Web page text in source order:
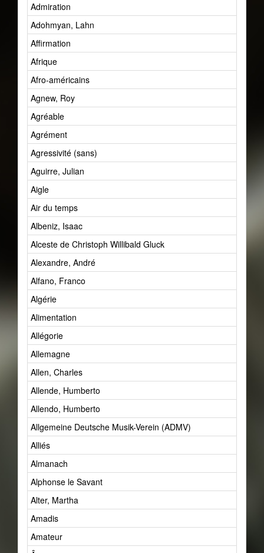
Admiration
Adohmyan, Lahn
Affirmation
Afrique
Afro-américains
Agnew, Roy
Agréable
Agrément
Agressivité (sans)
Aguirre, Julian
Aigle
Air du temps
Albeniz, Isaac
Alceste de Christoph Willibald Gluck
Alexandre, André
Alfano, Franco
Algérie
Alimentation
Allégorie
Allemagne
Allen, Charles
Allende, Humberto
Allendo, Humberto
Allgemeine Deutsche Musik-Verein (ADMV)
Alliés
Almanach
Alphonse le Savant
Alter, Martha
Amadis
Amateur